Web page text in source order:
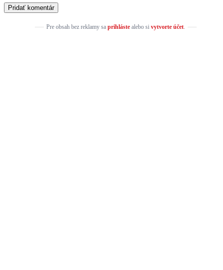
Pre obsah bez reklamy sa prihlástealebo si vytvorte účet.